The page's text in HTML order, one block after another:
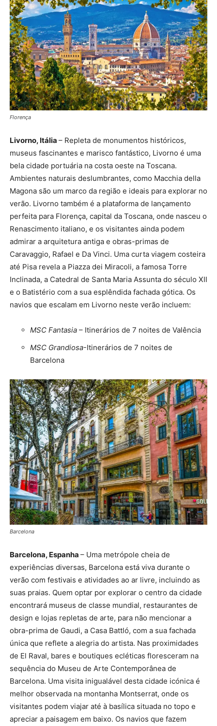
Florença
Livorno, Itália – Repleta de monumentos históricos,
museus fascinantes e marisco fantástico, Livorno é uma
bela cidade portuária na costa oeste na Toscana.
Ambientes naturais deslumbrantes, como Macchia della
Magona são um marco da região e ideais para explorar no
verão. Livorno também é a plataforma de lançamento
perfeita para Florença, capital da Toscana, onde nasceu o
Renascimento italiano, e os visitantes ainda podem
admirar a arquitetura antiga e obras-primas de
Caravaggio, Rafael e Da Vinci. Uma curta viagem costeira
até Pisa revela a Piazza dei Miracoli, a famosa Torre
Inclinada, a Catedral de Santa Maria Assunta do século XII
e o Batistério com a sua esplêndida fachada gótica. Os
navios que escalam em Livorno neste verão incluem:
MSC Fantasia – Itinerários de 7 noites de Valência
MSC Grandiosa-Itinerários de 7 noites de
Barcelona
Barcelona
Barcelona, Espanha – Uma metrópole cheia de
experiências diversas, Barcelona está viva durante o
verão com festivais e atividades ao ar livre, incluindo as
suas praias. Quem optar por explorar o centro da cidade
encontrará museus de classe mundial, restaurantes de
design e lojas repletas de arte, para não mencionar a
obra-prima de Gaudi, a Casa Battló, com a sua fachada
única que reflete a alegria do artista. Nas proximidades
de El Raval, bares e boutiques ecléticas floresceram na
sequência do Museu de Arte Contemporânea de
Barcelona. Uma visita inigualável desta cidade icónica é
melhor observada na montanha Montserrat, onde os
visitantes podem viajar até à basílica situada no topo e
apreciar a paisagem em baixo. Os navios que fazem